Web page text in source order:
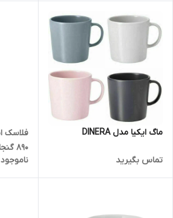
ماگ ایکیا مدل DINERA
تماس بگیرید
890 گنجایش 1 لیتر
ناموجود